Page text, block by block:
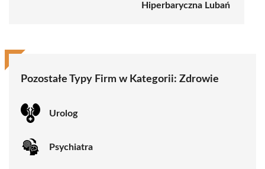
Hiperbaryczna Lubań
Pozostałe Typy Firm w Kategorii: Zdrowie
Urolog
Psychiatra